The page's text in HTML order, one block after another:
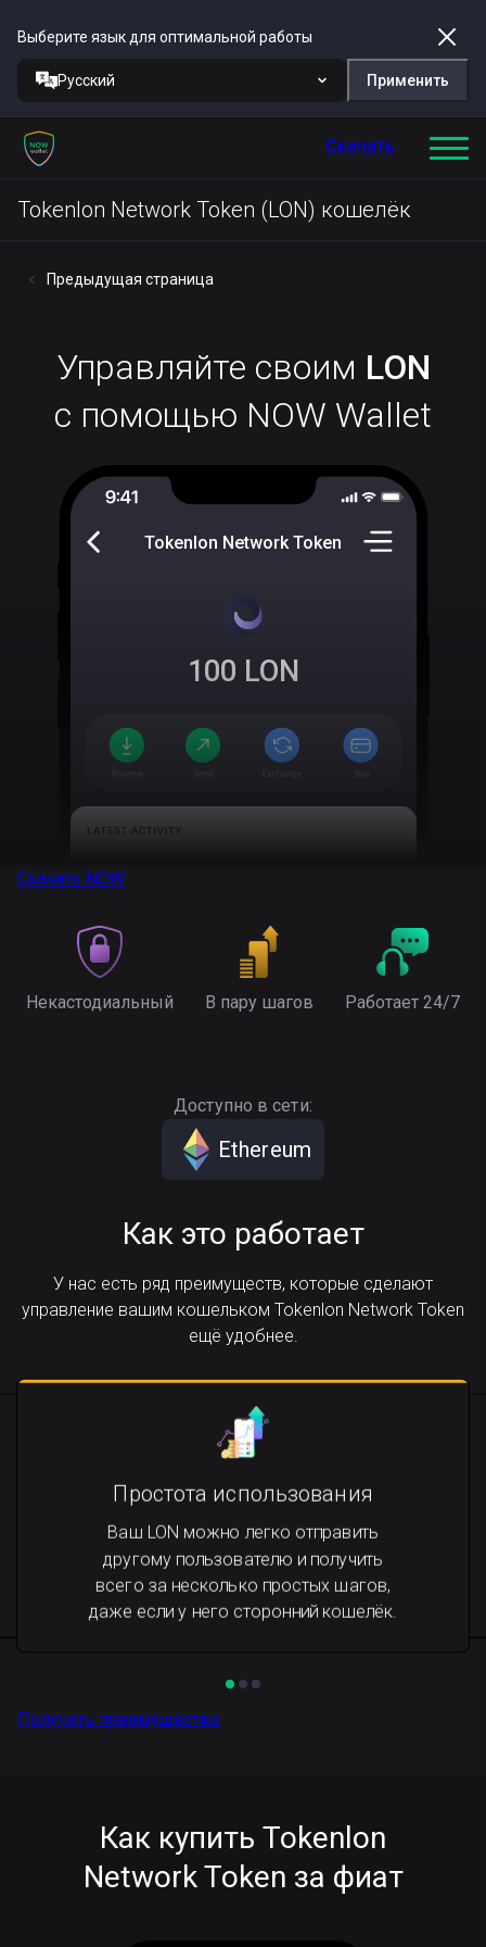
Выберите язык для оптимальной работы
Русский Применить
Скачать
Tokenlon Network Token (LON) кошелёк
Предыдущая страница
Управляйте своим LON
с помощью NOW Wallet
Tokenlon Network Token
100 LON
Скачать NOW
Некастодиальный В пару шагов Работает 24/7
Доступно в сети:
Ethereum
Как это работает
У нас есть ряд преимуществ, которые сделают
управление вашим кошельком Tokenlon Network Token
ещё удобнее.
Простота использования
Ваш LON можно легко отправить
другому пользователю и получить
всего за несколько простых шагов,
даже если у него сторонний кошелёк.
Получить преимущества
Как купить Tokenlon
Network Token за фиат